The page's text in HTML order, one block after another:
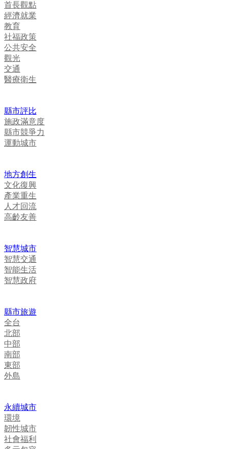
首長觀點
經濟就業
教育
社福政策
公共安全
觀光
交通
醫療衛生
縣市評比
施政滿意度
縣市競爭力
運動城市
地方創生
文化復興
產業重生
人才回流
高齡友善
智慧城市
智慧交通
智能生活
智慧政府
縣市旅遊
全台
北部
中部
南部
東部
外島
永續城市
環境
韌性城市
社會福利